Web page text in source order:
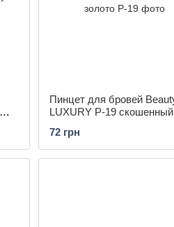
Пинцет для бровей
LUXURY P-19
72 грн